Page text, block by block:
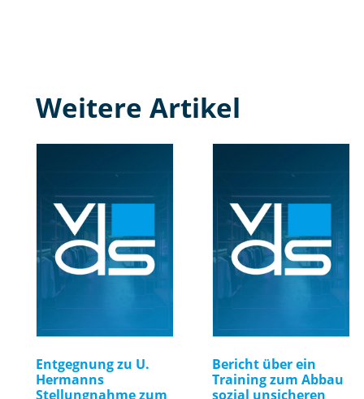
Weitere Artikel
Entgegnung zu U.
Hermanns
Stellungnahme zum
Bericht über ein
Training zum Abbau
sozial unsicheren